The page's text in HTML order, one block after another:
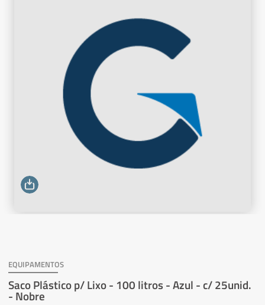
EQUIPAMENTOS
Saco Plástico p/ Lixo - 100 litros - Azul - c/ 25unid.
- Nobre